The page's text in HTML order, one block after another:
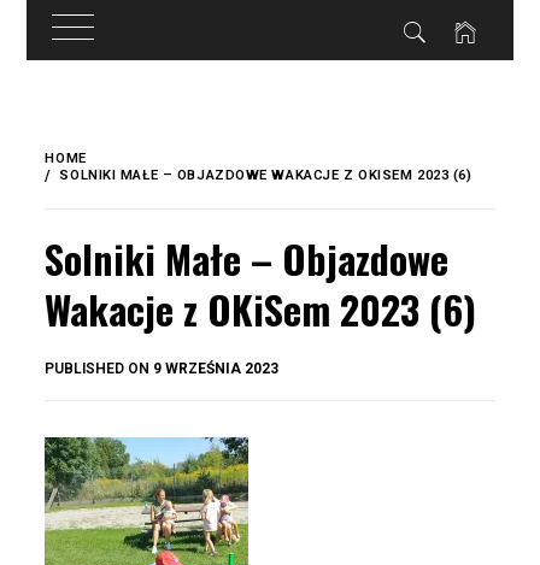
treści
content
HOME
SOLNIKI MAŁE – OBJAZDOWE WAKACJE Z OKISEM 2023 (6)
Solniki Małe – Objazdowe
Wakacje z OKiSem 2023 (6)
PUBLISHED ON 9 WRZEŚNIA 2023